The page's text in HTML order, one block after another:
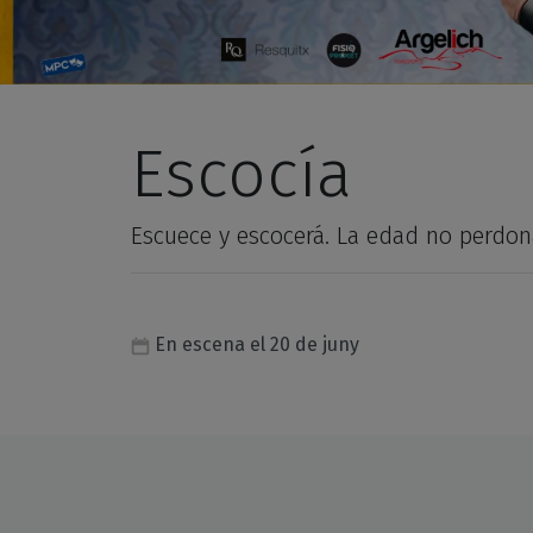
Escocía
Escuece y escocerá. La edad no
En escena el 20 de juny